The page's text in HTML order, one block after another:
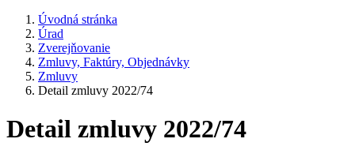
Úvodná stránka
Úrad
Zverejňovanie
Zmluvy, Faktúry, Objednávky
Zmluvy
Detail zmluvy 2022/74
Detail zmluvy 2022/74